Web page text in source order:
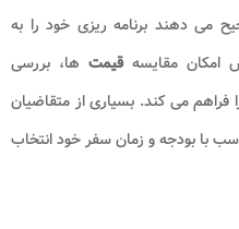
می دهند برنامه ریزی خود را به
امکان مقایسهقیمت ها، بررسی
فراهم می کند. بسیاری از متقاضیان
با بودجه و زمان سفر خود انتخاب